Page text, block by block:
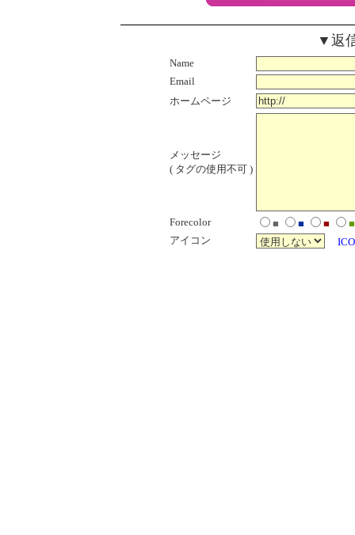
▼返
Name
Email
ホームページ
メッセージ
( タグの使用不可 )
Forecolor ■ ■ ■
■
アイコン